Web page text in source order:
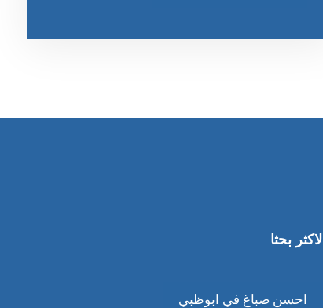
الاكثر بحثا
احسن صباغ في ابوظبي